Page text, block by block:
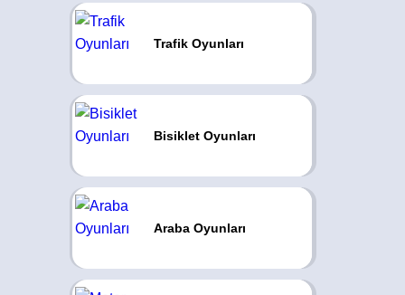
Trafik Oyunları
Bisiklet Oyunları
Araba Oyunları